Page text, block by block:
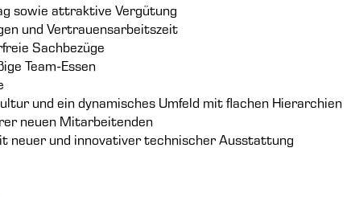
sowie attraktive Vergütung
und Vertrauensarbeitszeit
Sachbezüge
Team-Essen
und ein dynamisches Umfeld mit flachen Hierarchien
neuen Mitarbeitenden
neuer und innovativer technischer Ausstattung